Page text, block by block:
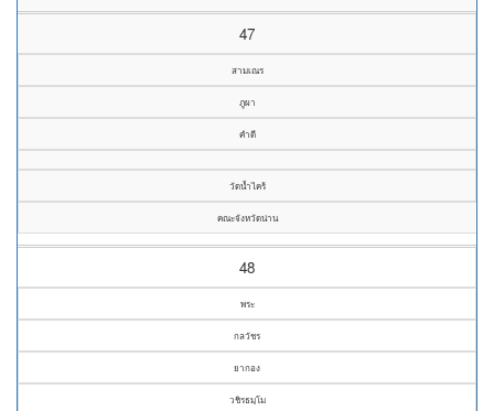
47
สามเณร
ภูผา
คำดี
วัดน้ำไคร้
คณะจังหวัดน่าน
48
พระ
กลวัชร
ยากอง
วชิรธมฺโม